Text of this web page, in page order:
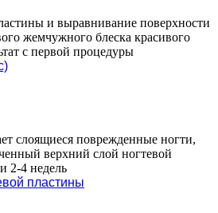
и выравнивание поверхности
жемчужного блеска красивого
с первой процедуры
слоящиеся поврежденные ногти,
верхний слой ногтевой
2-4 недель
пластины